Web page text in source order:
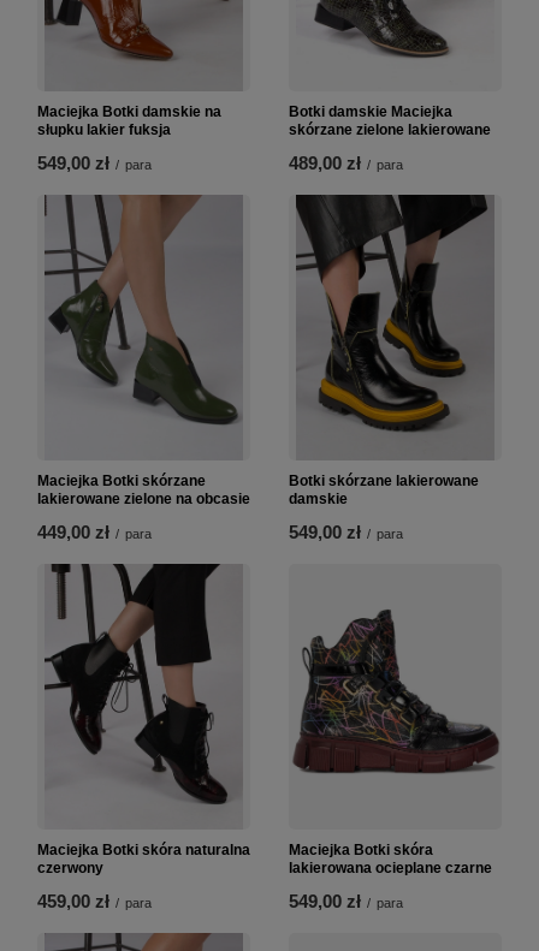
Maciejka Botki damskie na
słupku lakier fuksja
549,00 zł / para
Botki damskie Maciejka
skórzane zielone lakierowane
489,00 zł / para
Maciejka Botki skórzane
lakierowane zielone na obcasie
449,00 zł / para
Botki skórzane lakierowane
damskie
549,00 zł / para
Maciejka Botki skóra naturalna
czerwony
459,00 zł / para
Maciejka Botki skóra
lakierowana ocieplane czarne
549,00 zł / para